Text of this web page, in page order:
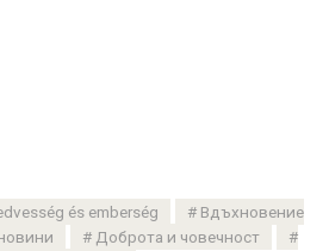
és emberség
Вдъхновение
Доброта и човечност